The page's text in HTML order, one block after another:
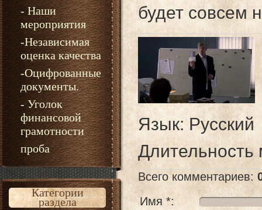
- Наши
мероприятия
-Независимая
оценка качества
-Оцифрованные
документы.
- Уголок
финансовой
грамотности
проба
Категории
раздела
будет совсем
Язык: Русский
Длительность
Всего комментариев:
Имя *: